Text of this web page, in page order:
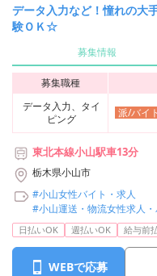
データ入力など！憧れの大
験ＯＫ☆
募集情報
募集職種
データ入力、タイ
ピング
派/バイト
東北本線小山駅車13分
栃木県小山市
#小山女性バイト・求人
#小山運送・物流女性求人・
日払いOK 週払いOK 給与前
WEBで応募